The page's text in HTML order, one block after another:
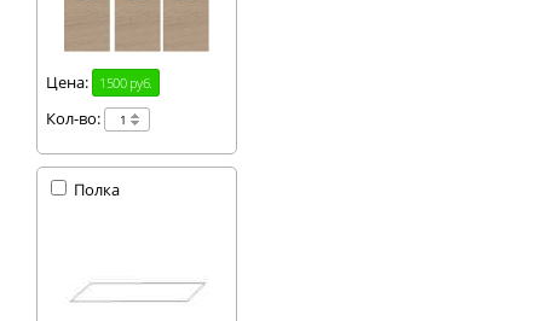
Цена: 1500 руб.
Кол-во:
Полка